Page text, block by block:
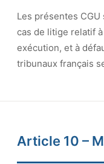
Les présentes
cas de litige relatif
exécution, et à
tribunaux français
Article 10 –